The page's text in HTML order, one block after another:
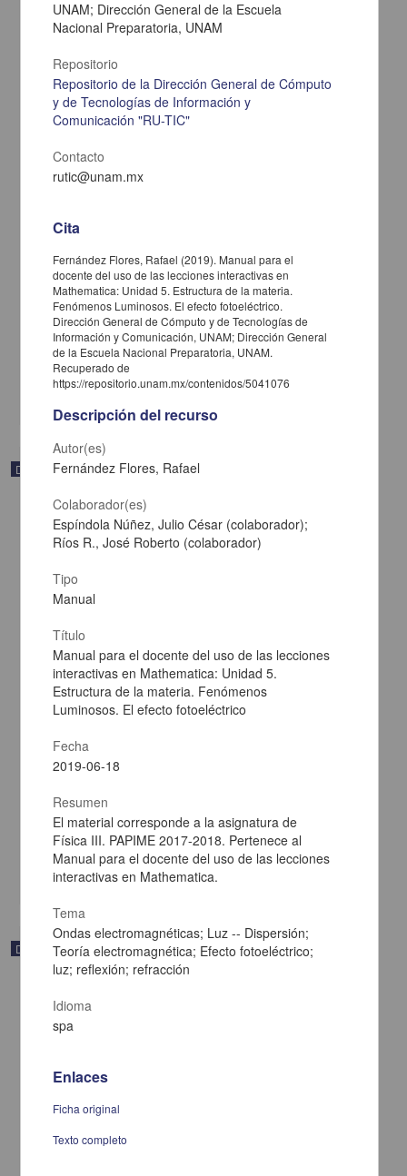
Manual para el docente del uso de las lecciones interactivas en
Mathematica: Unidad 4. Interacciones eléctricas y magnéticas.
Fenómenos Luminosos. Electromagnetismo
Fernández Flores, Rafael - Dirección General de Cómputo y de
Tecnologías de Información y Comunicación, UNAM; Dirección
General de la Escuela Nacional Preparatoria, UNAM
2019-06-18
Físico Matemáticas y Ciencias de la Tierra
Documentación académica y de investigación
Mathematica: Unidad 5. Estructura de la materia. Fenómenos
Luminosos. Modelo de Rutherford
Tecnologías de Información y Comunicación, UNAM; Dirección
General de la Escuela Nacional Preparatoria, UNAM
2019-06-18
Físico Matemáticas y Ciencias de la Tierra
Documentación académica y de investigación
UNAM; Dirección General de la Escuela
Nacional Preparatoria, UNAM
Repositorio
Repositorio de la Dirección General de Cómputo
y de Tecnologías de Información y
Comunicación "RU-TIC"
Contacto
rutic@unam.mx
Cita
Fernández Flores, Rafael (2019). Manual para el
docente del uso de las lecciones interactivas en
Mathematica: Unidad 5. Estructura de la materia.
Fenómenos Luminosos. El efecto fotoeléctrico.
Dirección General de Cómputo y de Tecnologías de
Información y Comunicación, UNAM; Dirección General
de la Escuela Nacional Preparatoria, UNAM.
Recuperado de
https://repositorio.unam.mx/contenidos/5041076
Descripción del recurso
Autor(es)
Fernández Flores, Rafael
Colaborador(es)
Espíndola Núñez, Julio César (colaborador);
Ríos R., José Roberto (colaborador)
Tipo
Manual
Título
Manual para el docente del uso de las lecciones
interactivas en Mathematica: Unidad 5.
Estructura de la materia. Fenómenos
Luminosos. El efecto fotoeléctrico
Fecha
2019-06-18
Resumen
El material corresponde a la asignatura de
Física III. PAPIME 2017-2018. Pertenece al
Manual para el docente del uso de las lecciones
interactivas en Mathematica.
Tema
Ondas electromagnéticas; Luz -- Dispersión;
Teoría electromagnética; Efecto fotoeléctrico;
luz; reflexión; refracción
Idioma
spa
Enlaces
Ficha original
Texto completo